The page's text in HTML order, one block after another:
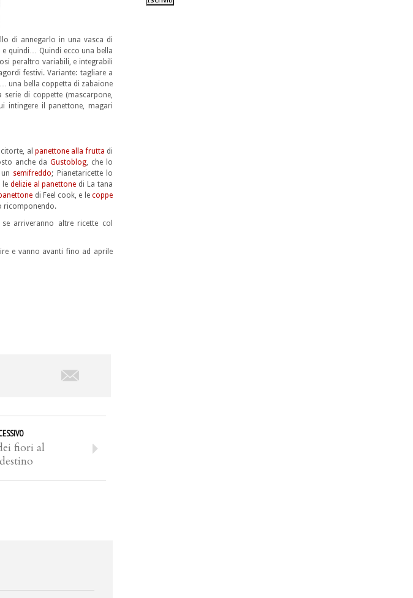
di annegarlo in una vasca di
quindi… Quindi ecco una bella
peraltro variabili, e integrabili
festivi. Variante: tagliare a
una bella coppetta di zabaione
di coppette (mascarpone,
intingere il panettone, magari
alpanettone alla frutta di
anche daGustoblog, che lo
semifreddo; Pianetaricette lo
le delizie al panettone di La tana
di Feel cook, e lecoppe
ricomponendo.
arriveranno altre ricette col
e vanno avanti fino ad aprile
fiori al